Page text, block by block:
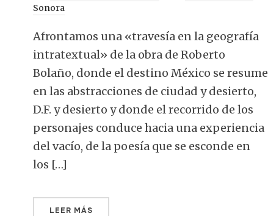
Sonora
Afrontamos una «travesía en la geografía
intratextual» de la obra de Roberto
Bolaño, donde el destino México se resume
en las abstracciones de ciudad y desierto,
D.F. y desierto y donde el recorrido de los
personajes conduce hacia una experiencia
del vacío, de la poesía que se esconde en
los […]
LEER MÁS